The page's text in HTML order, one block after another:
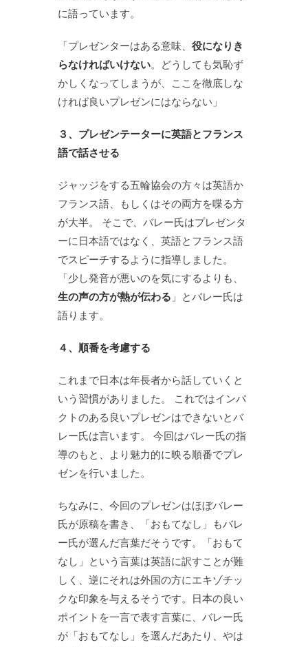
に語っています。
「プレゼンターはある意味、 役になりき
らなければいけない。どうしても気恥ず
かしくなってしまうが、ここを徹底しな
ければ良いプレゼンにはならない」
３、プレゼンテーターに英語とフランス
語で話させる
ジャッジをする五輪協会の方々は英語か
フランス語、もしくはその両方を喋る方
が大半。 そこで、バレー氏はプレゼンタ
ーに日本語ではなく、英語とフランス語
でスピーチするように指導しました。
「少し発音が悪いのを気にするよりも、
生の声の方が熱が伝わる 」とバレー氏は
語ります。
４、順番を考慮する
これまで日本は年長者から話していくと
いう習慣がありました。 これではインパ
クトのある良いプレゼンはできないとバ
レー氏は言います。 今回はバレー氏の指
導のもと、より魅力的に映る順番でプレ
ゼンを行いました。
ちなみに、今回のプレゼンはほぼバレー
氏が原稿を書き、「おもてなし」もバレ
ー氏が選んだ言葉だそうです。「おもて
なし」という言葉は英語に訳すことが難
しく、逆にそれは外国の方にエキゾチッ
クな印象を与えるそうです。日本の良い
ポイントを一言で表す言葉に、バレー氏
が「おもてなし」を選んだあたり、やは